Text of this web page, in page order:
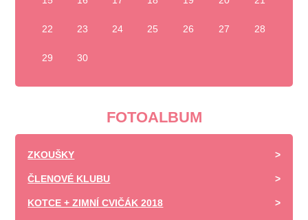
22 23 24 25 26 27 28
29 30
FOTOALBUM
ZKOUŠKY
ČLENOVÉ KLUBU
KOTCE + ZIMNÍ CVIČÁK 2018